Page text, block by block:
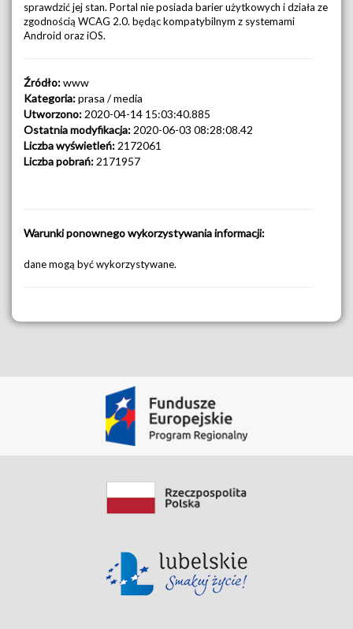
sprawdzić jej stan. Portal nie posiada barier użytkowych i działa ze
zgodnością WCAG 2.0. będąc kompatybilnym z systemami
Android oraz iOS.
Źródło:www
Kategoria:prasa / media
Utworzono: 2020-04-14 15:03:40.885
Ostatnia modyfikacja: 2020-06-03 08:28:08.42
Liczba wyświetleń: 2172061
Liczba pobrań: 2171957
Warunki ponownego wykorzystywania informacji:
dane mogą być wykorzystywane.
Pobierz Zasób
Data modyfikacji: 2020-05-28 12:41:29.089
Data modyfikacji: 2020-06-03 08:28:17.605